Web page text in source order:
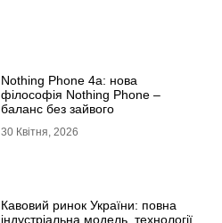
Nothing Phone 4a: нова
філософія Nothing Phone –
баланс без зайвого
30 Квітня, 2026
Кавовий ринок України: повна
індустріальна модель, технології